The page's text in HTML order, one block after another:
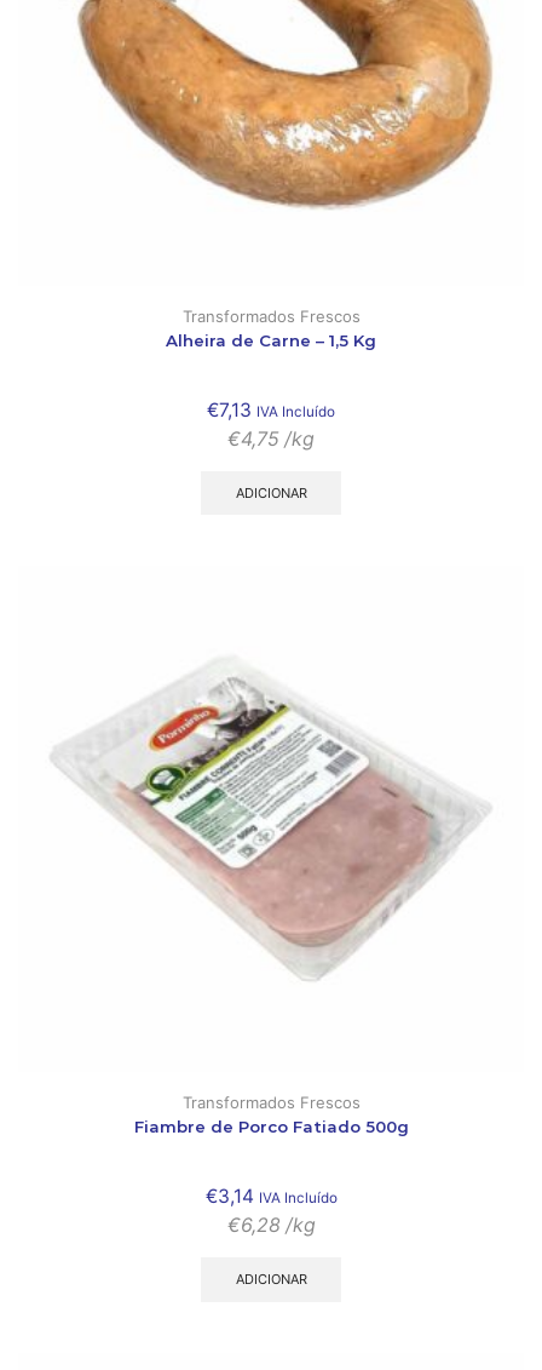
Transformados Frescos
Alheira de Carne – 1,5 Kg
€7,13 IVA Incluído
€4,75 /kg
ADICIONAR
Transformados Frescos
Fiambre de Porco Fatiado 500g
€3,14 IVA Incluído
€6,28 /kg
ADICIONAR